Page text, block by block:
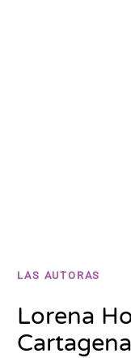
LAS AUTORAS
Lorena
Cartagena